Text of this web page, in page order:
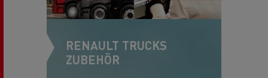
RENAULT TRUCKS
ZUBEHÖR